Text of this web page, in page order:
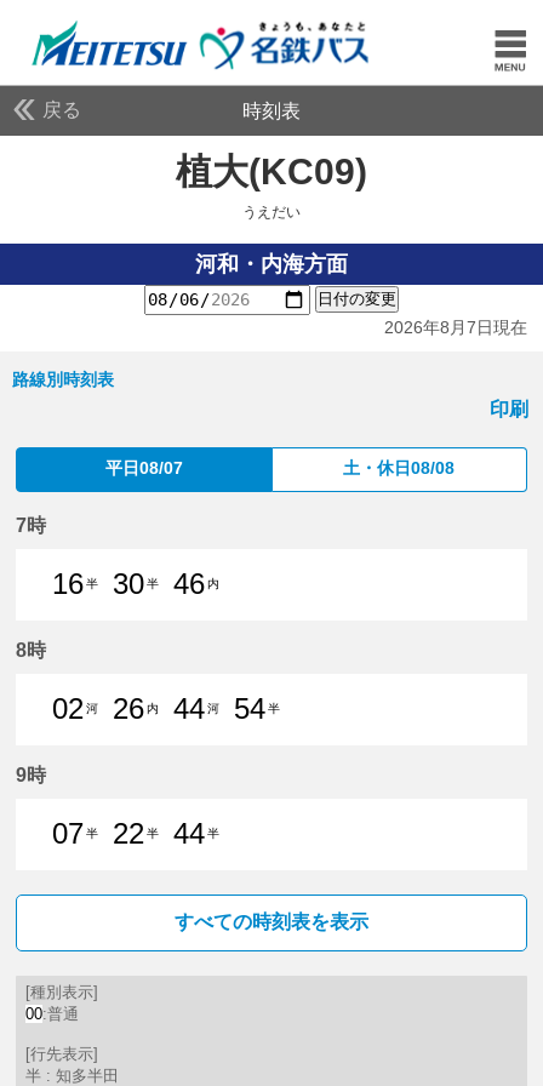
戻る 時刻表
植大(KC09)
うえだい
河和・内海方面
日付の変更
2026年8月7日現在
路線別時刻表
印刷
平日08/07 土・休日08/08
7時
16半
30半
46内
8時
02河
26内
44河
54半
9時
07半
22半
44半
すべての時刻表を表示
[種別表示]
00:普通
[行先表示]
半 : 知多半田